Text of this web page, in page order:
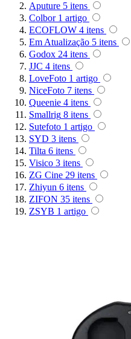
Tolifo
Triopo
Tsunami
Tulipa
Ulanzi
Utech
Visico
Waywel
Aputure 5 itens
Colbor 1 artigo
ECOFLOW 4 itens
Em Atualização 5 itens
Godox 24 itens
JJC 4 itens
LoveFoto 1 artigo
NiceFoto 7 itens
Queenie 4 itens
Smallrig 8 itens
Sutefoto 1 artigo
SYD 3 itens
Tilta 6 itens
Visico 3 itens
ZG Cine 29 itens
Zhiyun 6 itens
ZIFON 35 itens
ZSYB 1 artigo